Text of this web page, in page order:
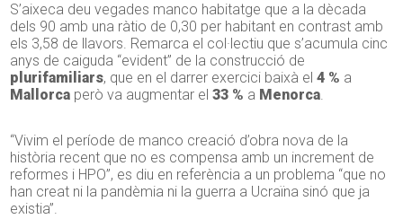
S’aixeca deu vegades manco habitatge que a la dècada
dels 90 amb una ràtio de 0,30 per habitant en contrast amb
els 3,58 de llavors. Remarca el col·lectiu que s’acumula cinc
anys de caiguda “evident” de la construcció de
plurifamiliars, que en el darrer exercici baixà el4 % a
Mallorca però va augmentar el33 % a Menorca.
“Vivim el període de manco creació d’obra nova de la
història recent que no es compensa amb un increment de
reformes i HPO”, es diu en referència a un problema “que no
han creat ni la pandèmia ni la guerra a Ucraïna sinó que ja
existia”.